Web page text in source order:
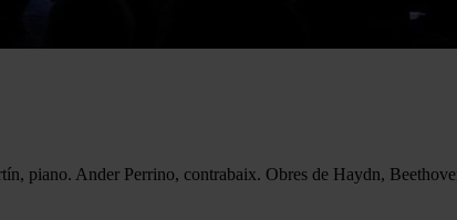
piano. Ander Perrino, contrabaix. Obres de Haydn,